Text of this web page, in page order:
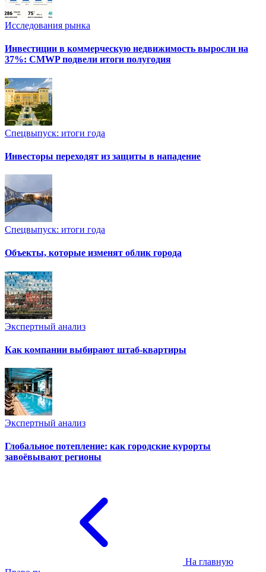
Исследования рынка
Инвестиции в коммерческую недвижимость выросли на
37%: CMWP подвели итоги полугодия
Спецвыпуск: итоги года
Инвесторы переходят из защиты в нападение
Спецвыпуск: итоги года
Объекты, которые изменят облик города
Экспертный анализ
Как компании выбирают штаб-квартиры
Экспертный анализ
Глобальное потепление: как городские курорты
завоёвывают регионы
На главную